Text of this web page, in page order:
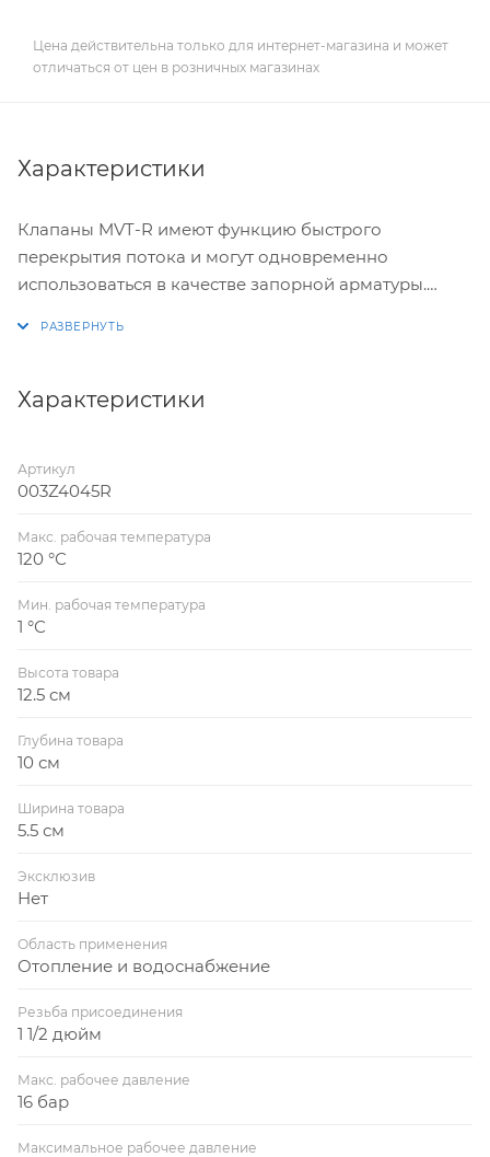
Цена действительна только для интернет-магазина и может
отличаться от цен в розничных магазинах
Характеристики
Клапаны MVT-R имеют функцию быстрого
перекрытия потока и могут одновременно
использоваться в качестве запорной арматуры.
резьбой 1\4', в которые можно подклчать
Характеристики
Артикул
003Z4045R
Макс. рабочая температура
120 °С
Мин. рабочая температура
1 °С
Высота товара
12.5 см
Глубина товара
10 см
Ширина товара
5.5 см
Эксклюзив
Нет
Область применения
Отопление и водоснабжение
Резьба присоединения
1 1/2 дюйм
Макс. рабочее давление
16 бар
Максимальное рабочее давление